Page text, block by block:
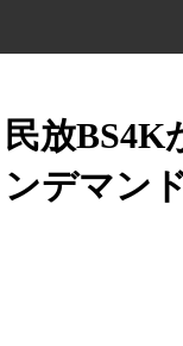
民放BS4K
ンデマン